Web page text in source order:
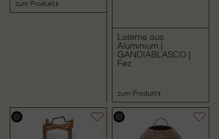
zum Produkt
Laterne aus
Aluminium |
GANDIABLASCO |
Fez
zum Produkt